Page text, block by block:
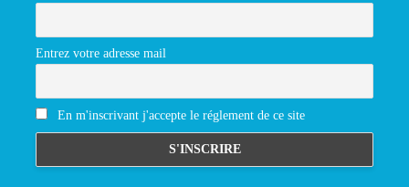
Entrez votre adresse mail
En m'inscrivant j'accepte le réglement de ce site